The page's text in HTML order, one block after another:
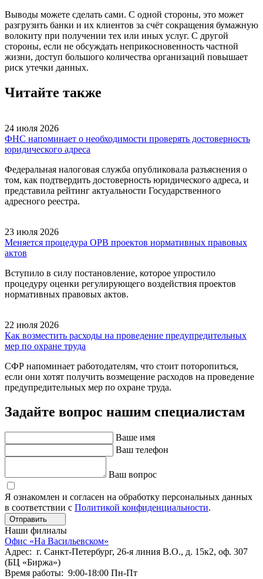
Выводы можете сделать сами. С одной стороны, это может
разгрузить банки и их клиентов за счёт сокращения бумажную
волокиту при получении тех или иных услуг. С другой
стороны, если не обсуждать неприкосновенность частной
жизни, доступ большого количества организаций повышает
риск утечки данных.
Читайте также
24 июля 2026
ФНС напоминает о необходимости проверять достоверность
юридического адреса
Федеральная налоговая служба опубликовала разъяснения о
том, как подтвердить достоверность юридического адреса, и
представила рейтинг актуальности Государственного
адресного реестра.
23 июля 2026
Меняется процедура ОРВ проектов нормативных правовых
актов
Вступило в силу постановление, которое упростило
процедуру оценки регулирующего воздействия проектов
нормативных правовых актов.
22 июля 2026
Как возместить расходы на проведение предупредительных
мер по охране труда
СФР напоминает работодателям, что стоит поторопиться,
если они хотят получить возмещение расходов на проведение
предупредительных мер по охране труда.
Задайте вопрос нашим специалистам
Ваше имя
Ваш телефон
Ваш вопрос
Я ознакомлен и согласен на обработку персональных данных
в соответствии с Политикой конфиденциальности.
Отправить
Наши филиалы
Офис «На Васильевском»
Адрес: г. Санкт-Петербург, 26-я линия В.О., д. 15к2, оф. 307
(БЦ «Биржа»)
Время работы: 9:00-18:00 Пн-Пт